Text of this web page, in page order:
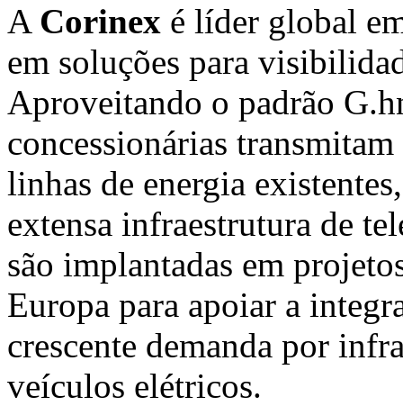
A Corinex é líder global
em soluções para
Aproveitando o padrão
concessionárias
linhas de energia
extensa infraestrutura de
são implantadas em
Europa para apoiar a
crescente demanda por
veículos elétricos.